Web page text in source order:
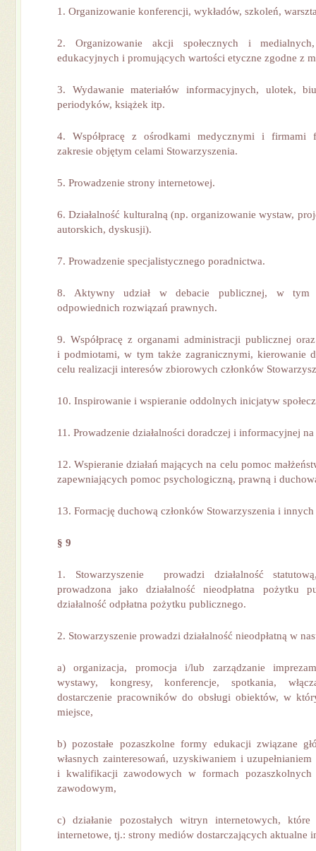
1. Organizowanie konferencji, wykładów, szkoleń,
2. Organizowanie akcji społecznych i
edukacyjnych i promujących wartości etyczne zgodne z
3. Wydawanie materiałów informacyjnych, ulotek,
periodyków, książek itp.
4. Współpracę z ośrodkami medycznymi i firmami
zakresie objętym celami Stowarzyszenia.
5. Prowadzenie strony internetowej.
6. Działalność kulturalną (np. organizowanie wystaw,
autorskich, dyskusji).
7. Prowadzenie specjalistycznego poradnictwa.
8. Aktywny udział w debacie publicznej, w tym
odpowiednich rozwiązań prawnych.
9. Współpracę z organami administracji publicznej
i podmiotami, w tym także zagranicznymi, kierowanie
celu realizacji interesów zbiorowych członków
10. Inspirowanie i wspieranie oddolnych inicjatyw
11. Prowadzenie działalności doradczej i informacyjnej na
12. Wspieranie działań mających na celu pomoc
zapewniających pomoc psychologiczną, prawną i
13. Formację duchową członków Stowarzyszenia i innych
§ 9
1. Stowarzyszenie prowadzi działalność
prowadzona jako działalność nieodpłatna pożytku
działalność odpłatna pożytku publicznego.
2. Stowarzyszenie prowadzi działalność nieodpłatną w
a) organizacja, promocja i/lub zarządzanie
wystawy, kongresy, konferencje, spotkania,
dostarczenie pracowników do obsługi obiektów, w
miejsce,
b) pozostałe pozaszkolne formy edukacji związane
własnych zainteresowań, uzyskiwaniem i
i kwalifikacji zawodowych w formach pozaszkolnych
zawodowym,
c) działanie pozostałych witryn internetowych,
internetowe, tj.: strony mediów dostarczających aktualne